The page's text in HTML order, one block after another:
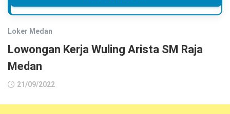
Loker Medan
Lowongan Kerja Wuling Arista SM Raja
Medan
21/09/2022